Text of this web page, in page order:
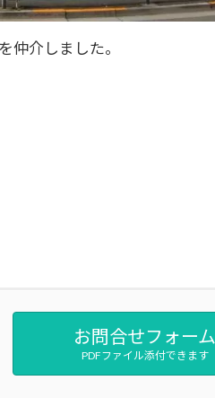
仲介しました。
お問合せフォーム
PDFファイル添付できます